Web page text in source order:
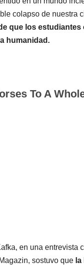
colapso de nuestra
que los
humanidad.
en una
sostuvo que